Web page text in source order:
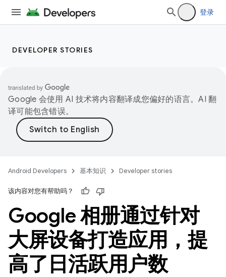
登录
DEVELOPER STORIES
Google 会使用 AI 技术将内容翻译成您偏好的语言。AI 翻
译可能包含错误。
Android Developers 基本知识 Developer stories
该内容对您有帮助吗？
Google 相册通过针对
大屏设备打造应用，提
高了日活跃用户数